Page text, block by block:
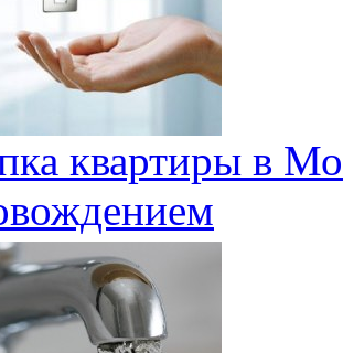
квартиры в